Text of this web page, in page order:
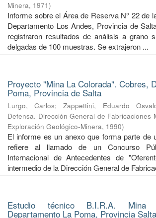
Minera, 1971)
Informe sobre el Área de Reserva N° 22 de
Departamento Los Andes, Provincia de
registraron resultados de análisis a grano
delgadas de 100 muestras. Se extrajeron ...
Proyecto "Mina La Colorada". Cobres,
Poma, Provincia de Salta
Lurgo, Carlos;Zappettini, Eduardo
Defensa. Dirección General de Fabricaciones
Exploración Geológico-Minera, 1990)
El informe es un anexo que forma parte de
refiere al llamado de un Concurso
Internacional de Antecedentes de
intermedio de la Dirección General de
Estudio técnico B.I.R.A. Mina
Departamento La Poma, Provincia Salta